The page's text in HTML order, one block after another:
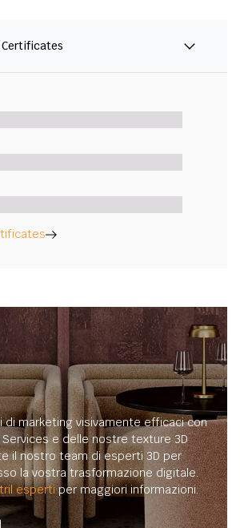
Certificates
di marketing visivamente efficaci con
Services e delle nostre texture 3D
il nostro team di esperti 3D per
la vostra trasformazione digitale.
espertiper maggiori informazioni.